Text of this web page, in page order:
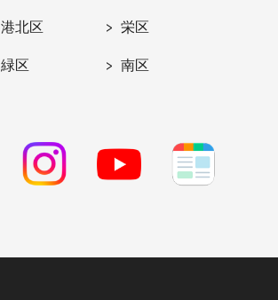
港北区 栄区
緑区 南区